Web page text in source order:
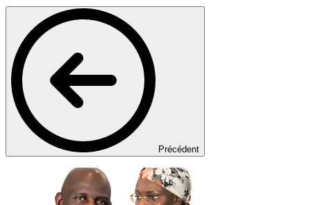
Précédent